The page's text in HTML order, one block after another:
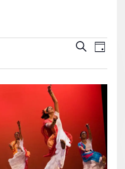
活
搜
索
视
图
导
航
搜
事
视
图
导
航
天